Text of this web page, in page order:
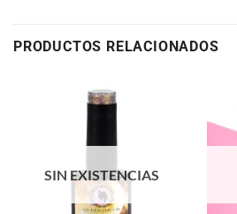
PRODUCTOS RELACIONADOS
SIN EXISTENCIAS